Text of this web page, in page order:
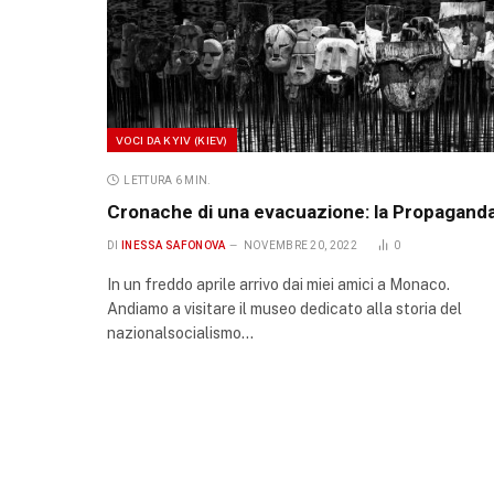
VOCI DA KYIV (KIEV)
LETTURA 6 MIN.
Cronache di una evacuazione: la
DI INESSA SAFONOVA NOVEMBRE 20, 2022 0
In un freddo aprile arrivo dai miei amici a Monaco.
Andiamo a visitare il museo dedicato alla storia del
nazionalsocialismo…